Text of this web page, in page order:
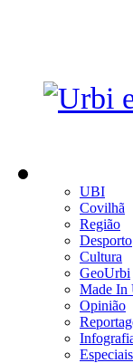
UBI
Covilhã
Região
Desporto
Cultura
GeoUrbi
Made In
Opinião
Especiais